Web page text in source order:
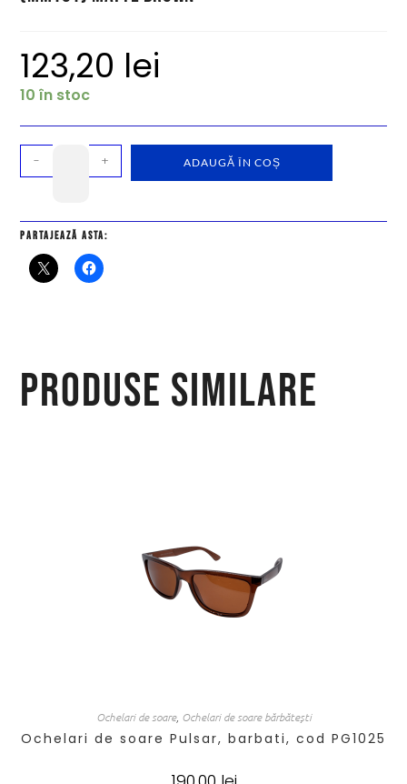
123,20 lei
10 în stoc
- + ADAUGĂ ÎN COȘ
Partajează asta:
Produse similare
Ochelari de soare, Ochelari de soare bărbătești
Ochelari de soare Pulsar, barbati, cod PG1025